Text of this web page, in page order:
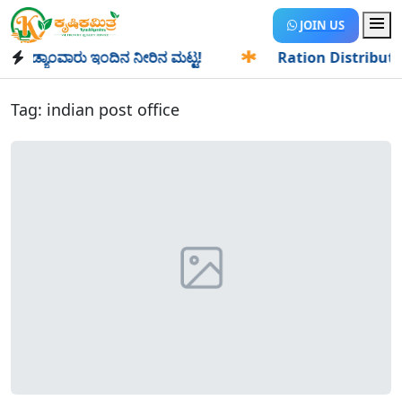
JOIN US
ಇಂದಿನ ನೀರಿನ ಮಟ್ಟ! Ration Distribution-
Tag: indian post office